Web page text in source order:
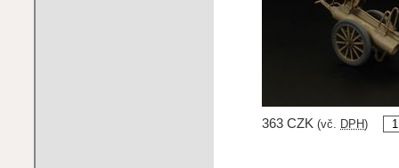
363 CZK (vč. DPH )